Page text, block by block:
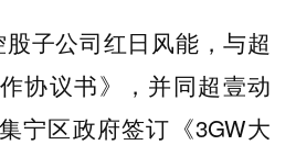
子公司红日风能，与超
协议书》，并同超壹动
宁区政府签订《3GW大